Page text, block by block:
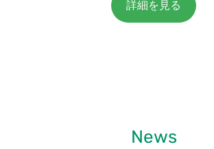
詳細を見る
News